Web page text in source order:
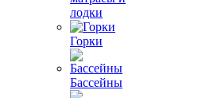
лодки
Горки
Бассейны